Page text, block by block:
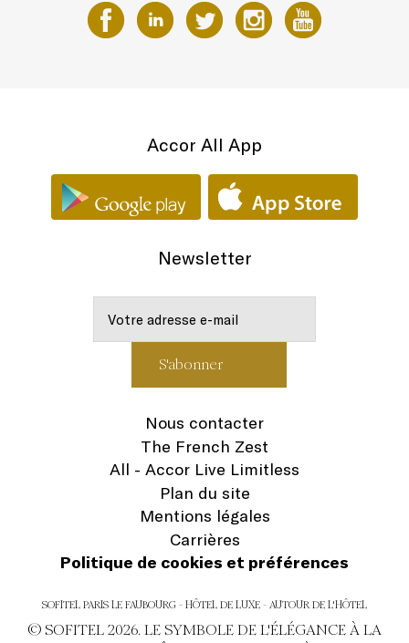
Accor All App
Newsletter
Nous contacter
The French Zest
All - Accor Live Limitless
Plan du site
Mentions légales
Carrières
Politique de cookies et préférences
SOFITEL PARIS LE FAUBOURG - HÔTEL DE LUXE - AUTOUR DE L'HÔTEL
© SOFITEL 2026. LE SYMBOLE DE L'ÉLÉGANCE À LA